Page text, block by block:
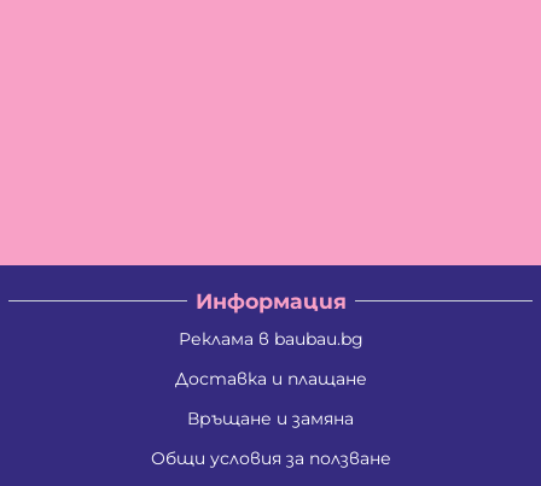
Информация
Реклама в baubau.bg
Доставка и плащане
Връщане и замяна
Общи условия за ползване